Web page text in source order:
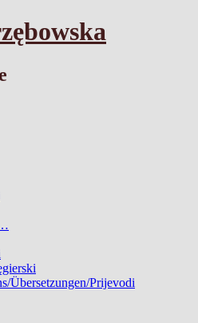
Übersetzungen/Prijevodi